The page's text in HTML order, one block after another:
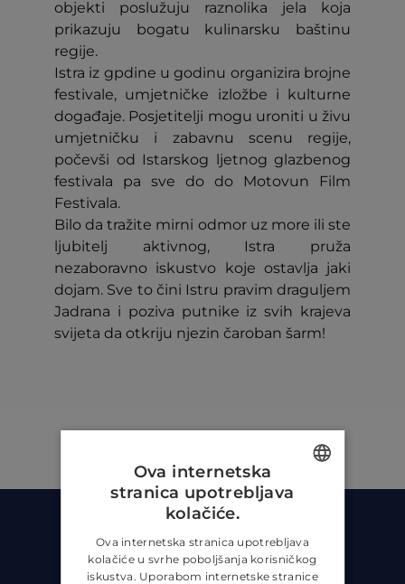
objekti poslužuju raznolika jela koja
prikazuju bogatu kulinarsku baštinu
regije.
Istra iz gpdine u godinu organizira brojne
festivale, umjetničke izložbe i kulturne
događaje. Posjetitelji mogu uroniti u živu
umjetničku i zabavnu scenu regije,
počevši od Istarskog ljetnog glazbenog
festivala pa sve do do Motovun Film
Festivala.
Bilo da tražite mirni odmor uz more ili ste
ljubitelj aktivnog, Istra pruža
nezaboravno iskustvo koje ostavlja jaki
dojam. Sve to čini Istru pravim draguljem
Jadrana i poziva putnike iz svih krajeva
svijeta da otkriju njezin čaroban šarm!
ENGLISH
GERMAN
Ova internetska
stranica upotrebljava
kolačiće.
Ova internetska stranica upotrebljava
kolačiće u svrhe poboljšanja korisničkog
iskustva. Uporabom internetske stranice